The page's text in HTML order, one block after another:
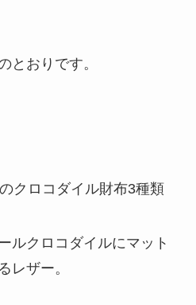
とおりです。
ルクロコダイルにマット
レザー。